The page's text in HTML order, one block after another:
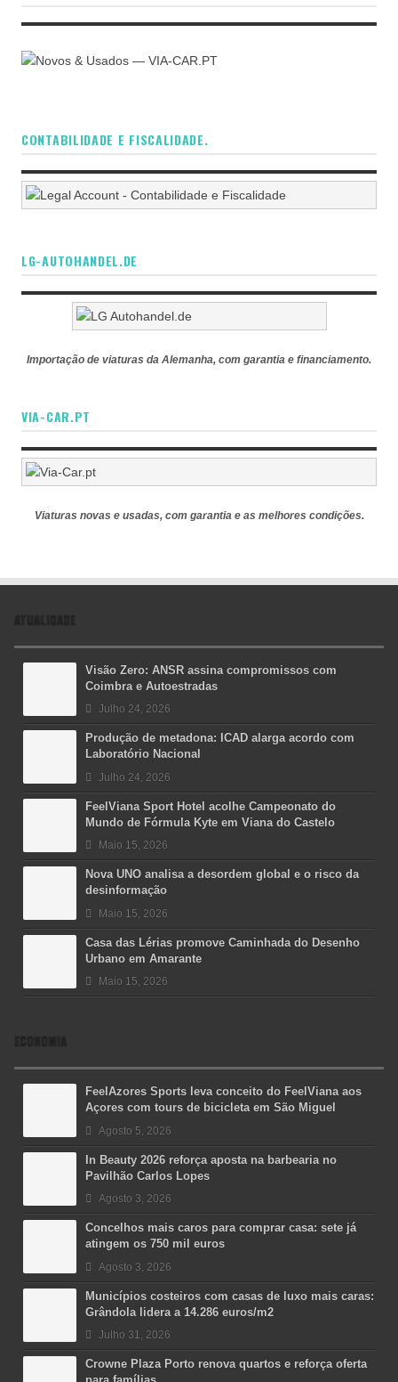
CONTABILIDADE E FISCALIDADE.
LG-AUTOHANDEL.DE
Importação de viaturas da Alemanha, com garantia e financiamento.
VIA-CAR.PT
Viaturas novas e usadas, com garantia e as melhores condições.
ATUALIDADE
Visão Zero: ANSR assina compromissos com
Coimbra e Autoestradas
Julho 24, 2026
Produção de metadona: ICAD alarga acordo com
Laboratório Nacional
Julho 24, 2026
FeelViana Sport Hotel acolhe Campeonato do
Mundo de Fórmula Kyte em Viana do Castelo
Maio 15, 2026
Nova UNO analisa a desordem global e o risco da
desinformação
Maio 15, 2026
Casa das Lérias promove Caminhada do Desenho
Urbano em Amarante
Maio 15, 2026
ECONOMIA
FeelAzores Sports leva conceito do FeelViana aos
Açores com tours de bicicleta em São Miguel
Agosto 5, 2026
In Beauty 2026 reforça aposta na barbearia no
Pavilhão Carlos Lopes
Agosto 3, 2026
Concelhos mais caros para comprar casa: sete já
atingem os 750 mil euros
Agosto 3, 2026
Municípios costeiros com casas de luxo mais caras:
Grândola lidera a 14.286 euros/m2
Julho 31, 2026
Crowne Plaza Porto renova quartos e reforça oferta